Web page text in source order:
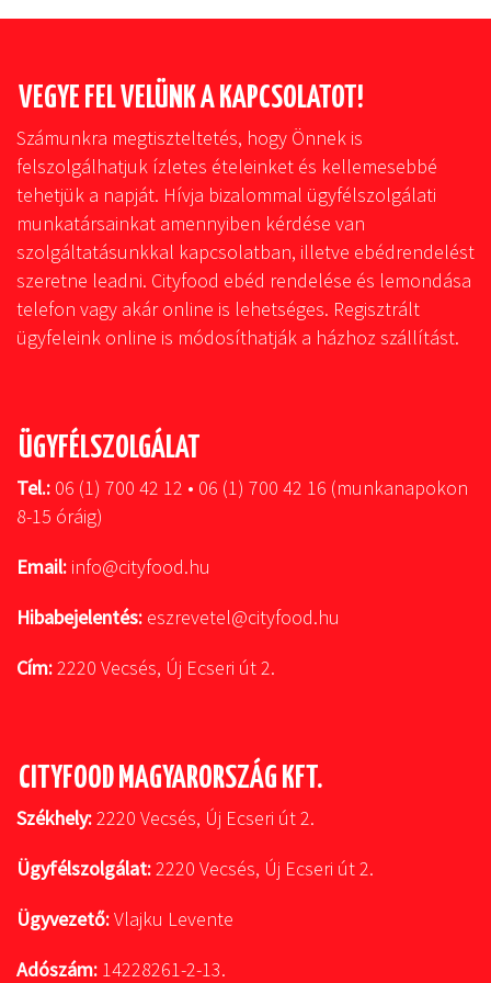
VEGYE FEL VELÜNK A KAPCSOLATOT!
Számunkra megtiszteltetés, hogy Önnek is
felszolgálhatjuk ízletes ételeinket és kellemesebbé
tehetjük a napját. Hívja bizalommal ügyfélszolgálati
munkatársainkat amennyiben kérdése van
szolgáltatásunkkal kapcsolatban, illetve ebédrendelést
szeretne leadni. Cityfood ebéd rendelése és lemondása
telefon vagy akár online is lehetséges. Regisztrált
ügyfeleink online is módosíthatják a házhoz szállítást.
ÜGYFÉLSZOLGÁLAT
Tel.: 06 (1) 700 42 12 • 06 (1) 700 42 16 (munkanapokon
8-15 óráig)
Email: info@cityfood.hu
Hibabejelentés: eszrevetel@cityfood.hu
Cím:2220 Vecsés, Új Ecseri út 2.
CITYFOOD MAGYARORSZÁG KFT.
Székhely:2220 Vecsés, Új Ecseri út 2.
Ügyfélszolgálat:2220 Vecsés, Új Ecseri út 2.
Ügyvezető:Vlajku Levente
Adószám: 14228261-2-13.